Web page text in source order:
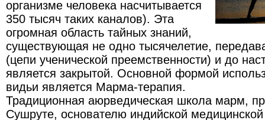
организме человека насчитывается
350 тысяч таких каналов). Эта
огромная область тайных знаний,
существующая не одно тысячелетие,
(цепи ученической преемственности) и до
является закрытой. Основной формой
видьи является Марма-терапия.
Традиционная аюрведическая школа марм,
Сушруте, основателю индийской